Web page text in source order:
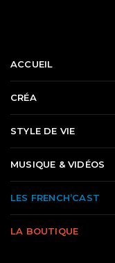
ACCUEIL
CRÉA
STYLE DE VIE
MUSIQUE & VIDÉOS
LES FRENCH’CAST
LA BOUTIQUE